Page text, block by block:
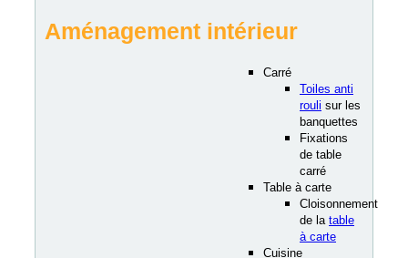
Aménagement intérieur
Carré
Toiles anti
rouli sur les
banquettes
Fixations
de table
carré
Table à carte
Cloisonnement
de la table
à carte
Cuisine